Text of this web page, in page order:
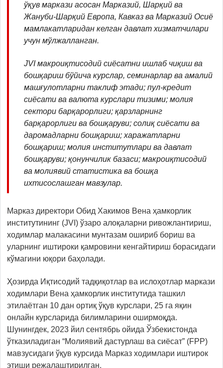
ўқув маркази асосан Марказий, Шарқий ва
Жануби-Шарқий Европа, Кавказ ва Марказий Осиё
мамлакатларидан келган давлат хизматчилари
учун мўлжалланган.
JVI макроиқтисодий сиёсатни ишлаб чиқиш ва
бошқариш бўйича курслар, семинарлар ва амалий
машғулотларни таклиф этади; пул-кредит
сиёсати ва валюта курслари тизими; молия
сектори барқарорлиги; қарзларнинг
барқарорлиги ва бошқаруви; солиқ сиёсати ва
даромадларни бошқариш; харажатларни
бошқариш; молия институтлари ва давлат
бошқаруви; қонунчилик базаси; макроиқтисодий
ва молиявий статистика ва бошқа
ихтисослашган мавзулар.
Марказ директори Обид Хакимов Вена ҳамкорлик
институтининг (JVI) ўзаро алоқаларни ривожлантириш,
ходимлар малакасини мунтазам ошириб бориш ва
уларнинг иштироки қамровини кенгайтириш борасидаги
кўмагини юқори баҳолади.
Ҳозирда Иқтисодий тадқиқотлар ва ислоҳотлар маркази
ходимлари Вена ҳамкорлик институтида ташкил
этилаётган 10 дан ортиқ ўқув курслари, 25 га яқин
онлайн курсларида билимларини оширмоқда.
Шунингдек, 2023 йил сентябрь ойида Ўзбекистонда
ўтказиладиган “Молиявий дастурлаш ва сиёсат” (FPP)
мавзусидаги ўқув курсида Марказ ходимлари иштирок
этиши режалаштирилган.